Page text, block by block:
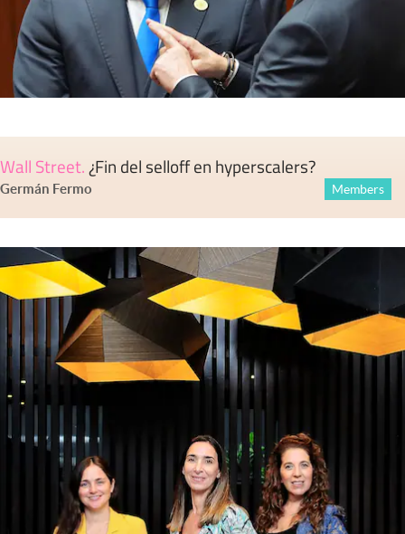
Wall Street.¿Fin del selloff en hyperscalers?
Germán Fermo Members